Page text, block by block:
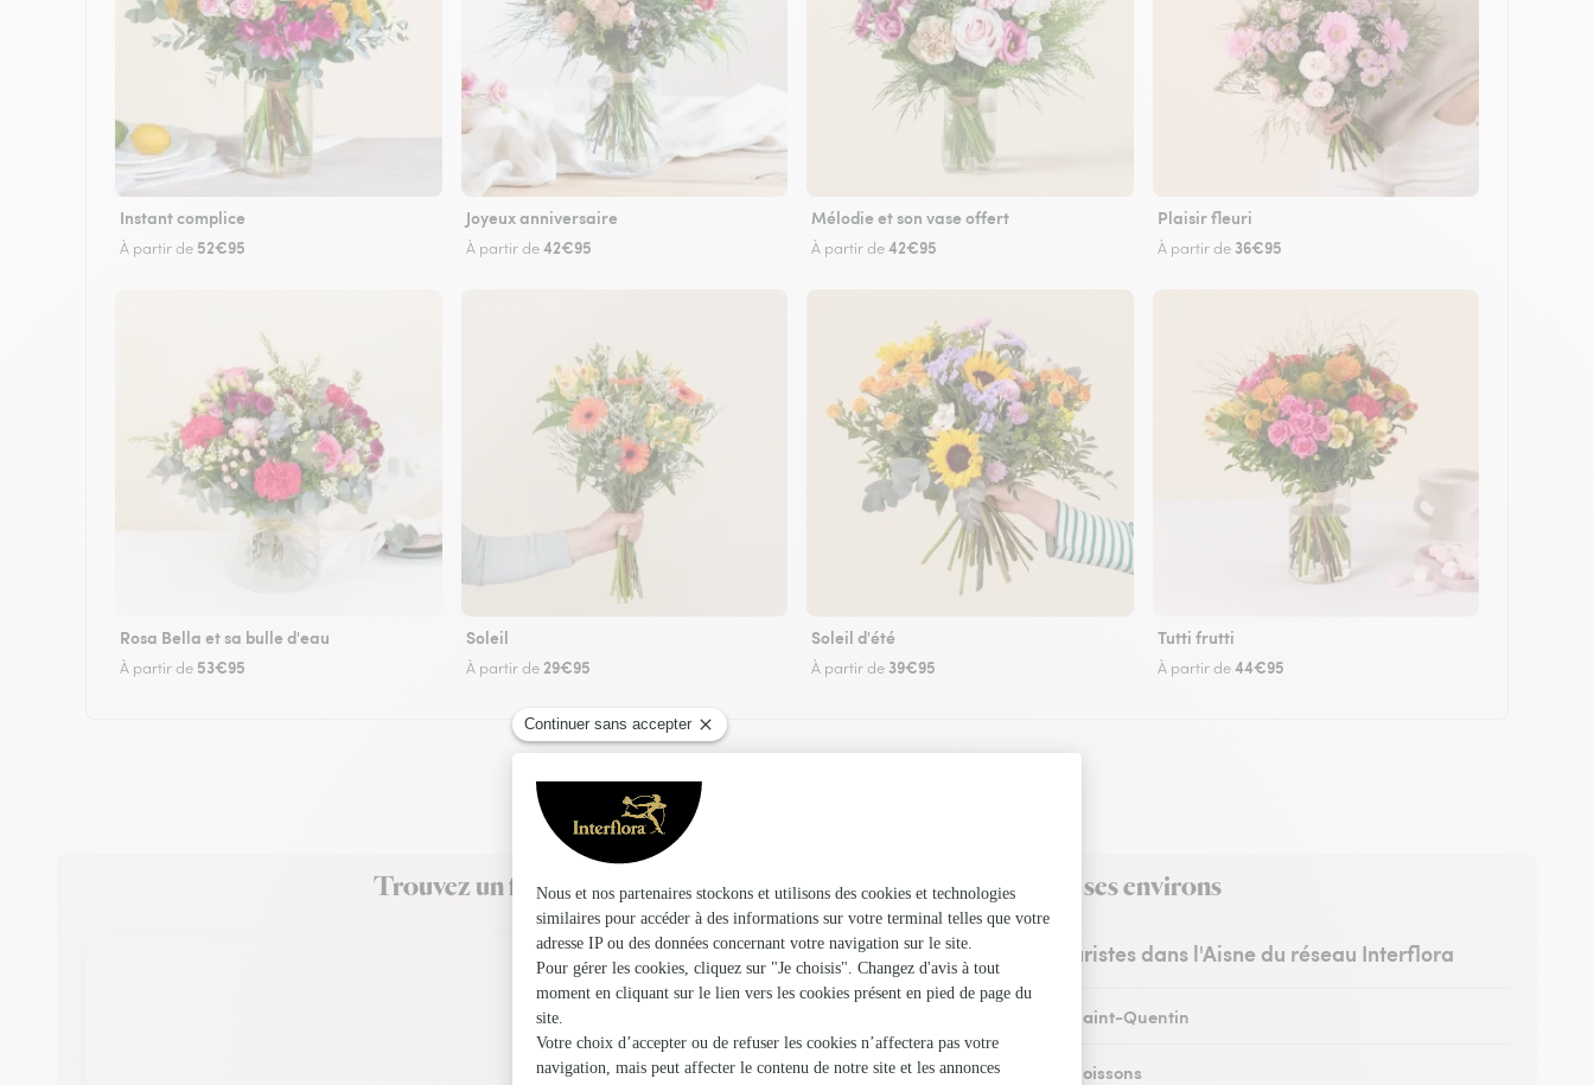
Instant complice
À partir de 52€95
Joyeux anniversaire
À partir de42€95
Mélodie et son vase offert
À partir de42€95
Plaisir fleuri
À partir de 36€95
Rosa Bella et sa bulle d'eau
À partir de 53€95
Soleil
À partir de 29€95
Soleil d'été
À partir de 39€95
Tutti frutti
À partir de44€95
Trouvez un fleuriste Interflora à Morgny-en-Thiérache et dans ses environs
Les fleuristes dans l'Aisne du réseau Interflora
Fleuristes à Saint-Quentin
Fleuristes à Soissons